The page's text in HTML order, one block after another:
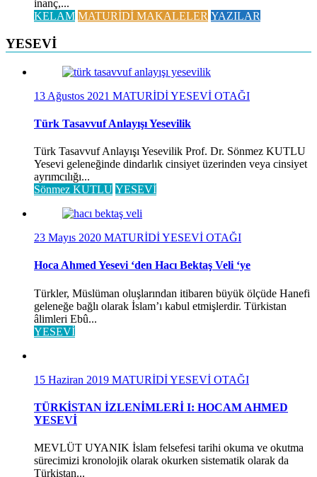
inanç,...
KELAM MATURİDİ MAKALELER YAZILAR
YESEVİ
13 Ağustos 2021 MATURİDİ YESEVİ OTAĞI
Türk Tasavvuf Anlayışı Yesevilik
Türk Tasavvuf Anlayışı Yesevilik Prof. Dr. Sönmez KUTLU
Yesevi geleneğinde dindarlık cinsiyet üzerinden veya cinsiyet
ayrımcılığı...
Sönmez KUTLU YESEVİ
23 Mayıs 2020 MATURİDİ YESEVİ OTAĞI
Hoca Ahmed Yesevi ‘den Hacı Bektaş Veli ‘ye
Türkler, Müslüman oluşlarından itibaren büyük ölçüde Hanefi
geleneğe bağlı olarak İslam’ı kabul etmişlerdir. Türkistan
âlimleri Ebû...
YESEVİ
15 Haziran 2019 MATURİDİ YESEVİ OTAĞI
TÜRKİSTAN İZLENİMLERİ I: HOCAM AHMED
YESEVİ
MEVLÜT UYANIK İslam felsefesi tarihi okuma ve okutma
sürecimizi kronolojik olarak okurken sistematik olarak da
Türkistan...